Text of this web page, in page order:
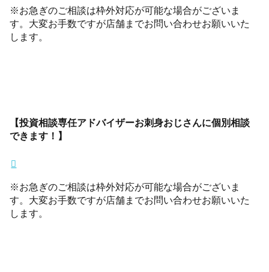
※お急ぎのご相談は枠外対応が可能な場合がございま
す。大変お手数ですが店舗までお問い合わせお願いいた
します。
【投資相談専任アドバイザーお刺身おじさんに個別相談
できます！】
※お急ぎのご相談は枠外対応が可能な場合がございま
す。大変お手数ですが店舗までお問い合わせお願いいた
します。